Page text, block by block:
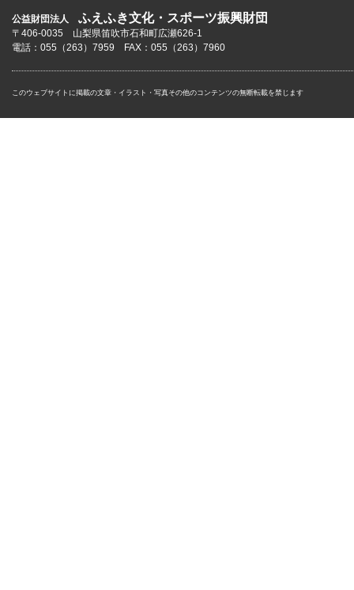
公益財団法人 ふえふき文化・スポーツ振興財団
〒406-0035 山梨県笛吹市石和町広瀬626-1
電話：055（263）7959 FAX：055（263）7960
このウェブサイトに掲載の文章・イラスト・写真その他のコンテンツの無断転載を禁じます